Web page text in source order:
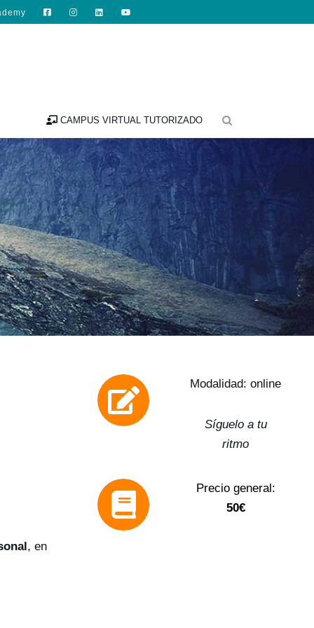
CAMPUS VIRTUAL TUTORIZADO
, en
Modalidad: online
Síguelo a tu
ritmo
Precio general:
50€